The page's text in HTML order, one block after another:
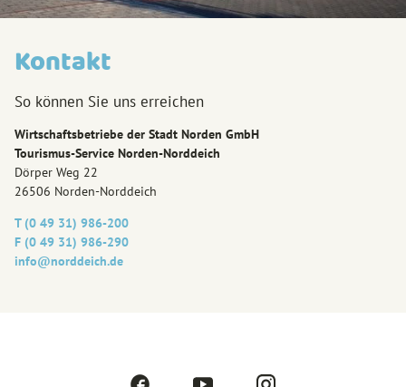
Kontakt
So können Sie uns erreichen
Wirtschaftsbetriebe der Stadt Norden GmbH
Tourismus-Service Norden-Norddeich
Dörper Weg 22
26506 Norden-Norddeich
T (0 49 31) 986-200
F (0 49 31) 986-290
info@‎norddeich.de